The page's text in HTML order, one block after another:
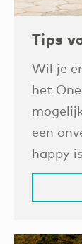
Tips
Wil je
het
een
happy